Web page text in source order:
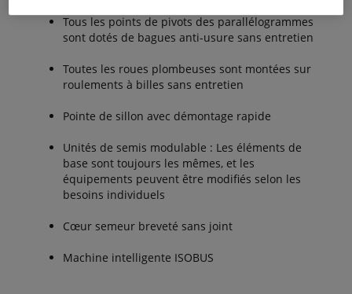
Tous les points de pivots des parallélogrammes
sont dotés de bagues anti-usure sans entretien
Toutes les roues plombeuses sont montées sur
roulements à billes sans entretien
Pointe de sillon avec démontage rapide
Unités de semis modulable : Les éléments de
base sont toujours les mêmes, et les
équipements peuvent être modifiés selon les
besoins individuels
Cœur semeur breveté sans joint
Machine intelligente ISOBUS